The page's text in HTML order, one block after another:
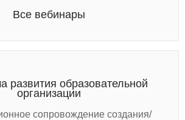
Все вебинары
развития образовательной
организации
сопровождение создания/